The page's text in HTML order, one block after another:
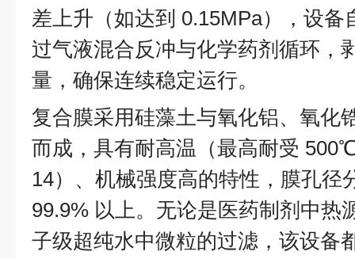
差上升（如达到 0.15MPa），设备
过气液混合反冲与化学药剂循环，
量，确保连续稳定运行。
复合膜采用硅藻土与氧化铝、氧化
而成，具有耐高温（最高耐受
14）、机械强度高的特性，膜孔径
99.9% 以上。无论是医药制剂中热
子级超纯水中微粒的过滤，该设备